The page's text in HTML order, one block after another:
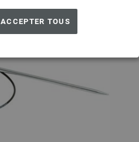
ACCEPTER TOUS